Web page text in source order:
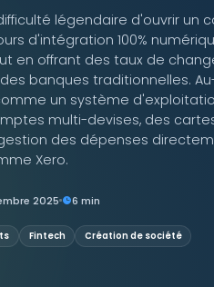
légendaire d'ouvrir un
d'intégration 100%
en offrant des taux de
banques traditionnelles.
un système
multi-devises, des
des dépenses
Xero.
2025 6 min
Fintech Création de société